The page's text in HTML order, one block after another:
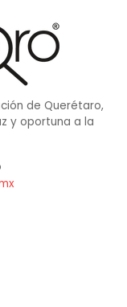
de Querétaro,
y oportuna a la